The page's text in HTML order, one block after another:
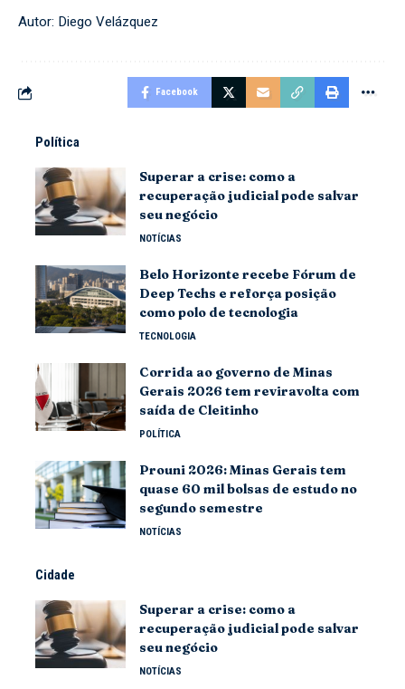
Autor: Diego Velázquez
Facebook
Política
Superar a crise: como a
recuperação judicial pode salvar
seu negócio
NOTÍCIAS
Belo Horizonte recebe Fórum de
Deep Techs e reforça posição
como polo de tecnologia
TECNOLOGIA
Corrida ao governo de Minas
Gerais 2026 tem reviravolta com
saída de Cleitinho
POLÍTICA
Prouni 2026: Minas Gerais tem
quase 60 mil bolsas de estudo no
segundo semestre
NOTÍCIAS
Cidade
Superar a crise: como a
recuperação judicial pode salvar
seu negócio
NOTÍCIAS